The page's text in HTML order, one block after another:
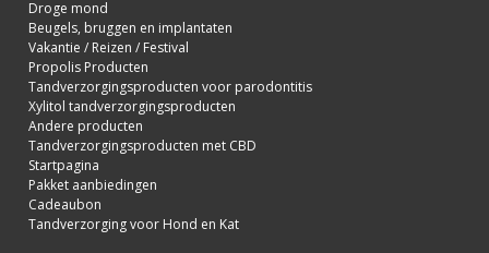
Droge mond
Beugels, bruggen en implantaten
Vakantie / Reizen / Festival
Propolis Producten
Tandverzorgingsproducten voor parodontitis
Xylitol tandverzorgingsproducten
Andere producten
Tandverzorgingsproducten met CBD
Startpagina
Pakket aanbiedingen
Cadeaubon
Tandverzorging voor Hond en Kat